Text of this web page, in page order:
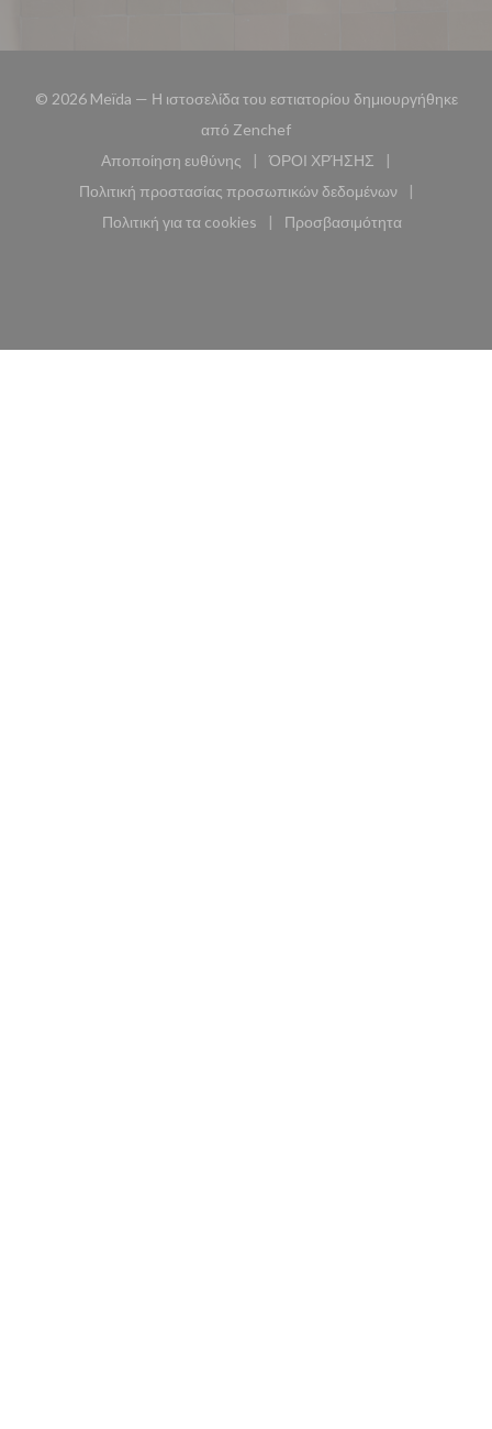
© 2026 Meïda — Η ιστοσελίδα του εστιατορίου δημιουργήθηκε
από Zenchef((ανοίγει σε νέο παράθυρο))
Αποποίηση ευθύνης
((ανοίγει σε νέο παράθυρο))
ΌΡΟΙ ΧΡΉΣΗΣ
((ανοίγει σε νέο
Πολιτική προστασίας προσωπικών δεδομένων
((ανοίγει σε νέο παράθυρο))
Πολιτική για τα cookies
((ανοίγει σε νέο παράθυρο))
Προσβασιμότητα
((ανοίγει σε νέο